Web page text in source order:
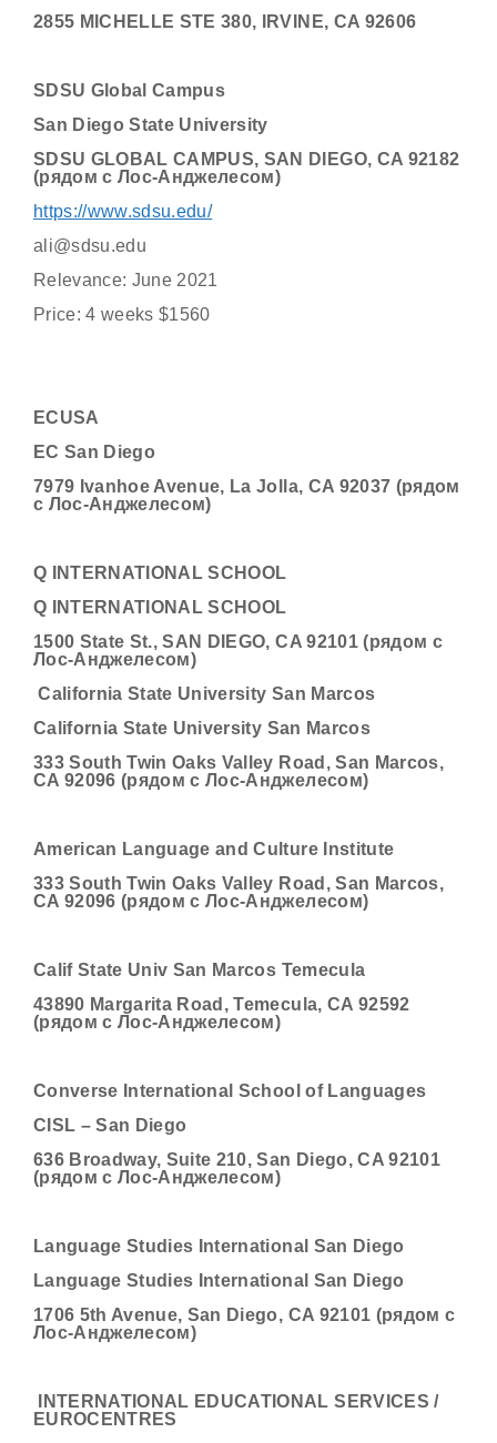
2855 MICHELLE STE 380, IRVINE, CA 92606
SDSU Global Campus
San Diego State University
SDSU GLOBAL CAMPUS, SAN DIEGO, CA 92182
(рядом с Лос-Анджелесом)
https://www.sdsu.edu/
ali@sdsu.edu
Relevance: June 2021
Price: 4 weeks $1560
ECUSA
EC San Diego
7979 Ivanhoe Avenue, La Jolla, CA 92037 (рядом
с Лос-Анджелесом)
Q INTERNATIONAL SCHOOL
Q INTERNATIONAL SCHOOL
1500 State St., SAN DIEGO, CA 92101 (рядом с
Лос-Анджелесом)
California State University San Marcos
California State University San Marcos
333 South Twin Oaks Valley Road, San Marcos,
CA 92096 (рядом с Лос-Анджелесом)
American Language and Culture Institute
333 South Twin Oaks Valley Road, San Marcos,
CA 92096 (рядом с Лос-Анджелесом)
Calif State Univ San Marcos Temecula
43890 Margarita Road, Temecula, CA 92592
(рядом с Лос-Анджелесом)
Converse International School of Languages
CISL – San Diego
636 Broadway, Suite 210, San Diego, CA 92101
(рядом с Лос-Анджелесом)
Language Studies International San Diego
Language Studies International San Diego
1706 5th Avenue, San Diego, CA 92101 (рядом с
Лос-Анджелесом)
INTERNATIONAL EDUCATIONAL SERVICES /
EUROCENTRES